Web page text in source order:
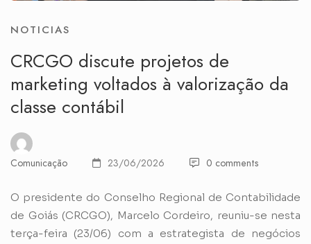
NOTICIAS
CRCGO discute projetos de
marketing voltados à valorização da
classe contábil
Comunicação 23/06/2026 0 comments
O presidente do Conselho Regional de Contabilidade
de Goiás (CRCGO), Marcelo Cordeiro, reuniu-se nesta
terça-feira (23/06) com a estrategista de negócios